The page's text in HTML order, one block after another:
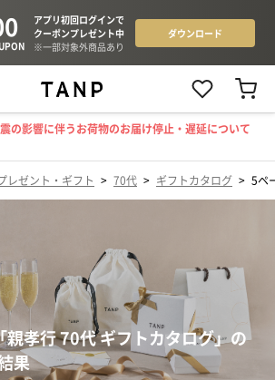
の影響に伴うお荷物のお届け停止・遅延について
レゼント・ギフト > 70代 > ギフトカタログ > 5ペ
親孝行 70代 ギフトカタログ」の
果